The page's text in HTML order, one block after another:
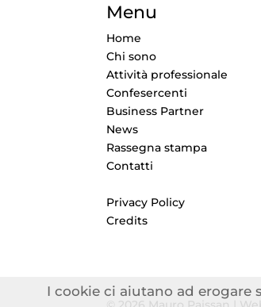
Menu
Home
Chi sono
Attività professionale
Confesercenti
Business Partner
News
Rassegna stampa
Contatti
Privacy Policy
Credits
I cookie ci aiutano ad